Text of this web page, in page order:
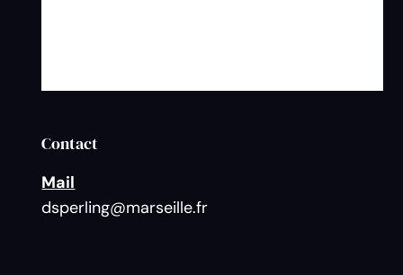
Contact
Mail
dsperling@marseille.fr